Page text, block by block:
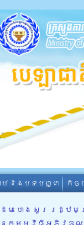
ប់ និងបទបញ្ជា កិច្
េង សួរ រដ្ឋមន្